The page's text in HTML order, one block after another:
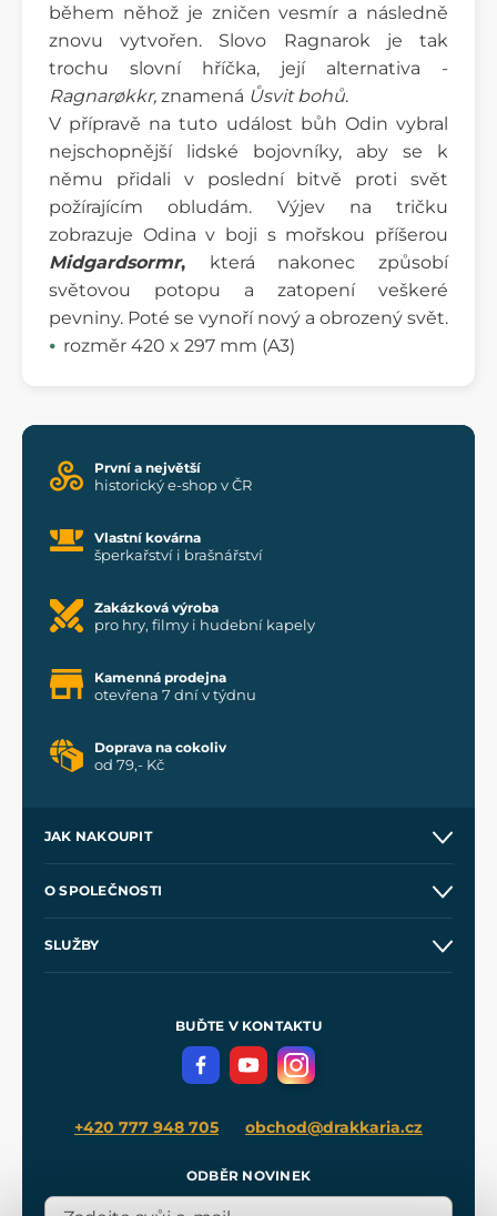
během něhož je zničen vesmír a následně
znovu vytvořen. Slovo Ragnarok je tak
trochu slovní hříčka, její alternativa -
Ragnarøkkr, znamená Ůsvit bohů.
V přípravě na tuto událost bůh Odin vybral
nejschopnější lidské bojovníky, aby se k
němu přidali v poslední bitvě proti svět
požírajícím obludám. Výjev na tričku
zobrazuje Odina v boji s mořskou příšerou
Midgardsormr, která nakonec způsobí
světovou potopu a zatopení veškeré
pevniny. Poté se vynoří nový a obrozený svět.
rozměr 420 x 297 mm (A3)
První a největší
historický e-shop v ČR
Vlastní kovárna
šperkařství i brašnářství
Zakázková výroba
pro hry, filmy i hudební kapely
Kamenná prodejna
otevřena 7 dní v týdnu
Doprava na cokoliv
od 79,- Kč
JAK NAKOUPIT
Velkoobchod
O SPOLEČNOSTI
SLUŽBY
Meče pro Kingdom Come
BUĎTE V KONTAKTU
+420 777 948 705 obchod@drakkaria.cz
ODBĚR NOVINEK